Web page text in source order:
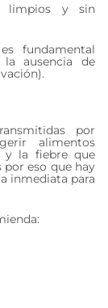
limpios y sin
fundamental
ausencia de
por
alimentos
y la fiebre que
eso que hay
inmediata para